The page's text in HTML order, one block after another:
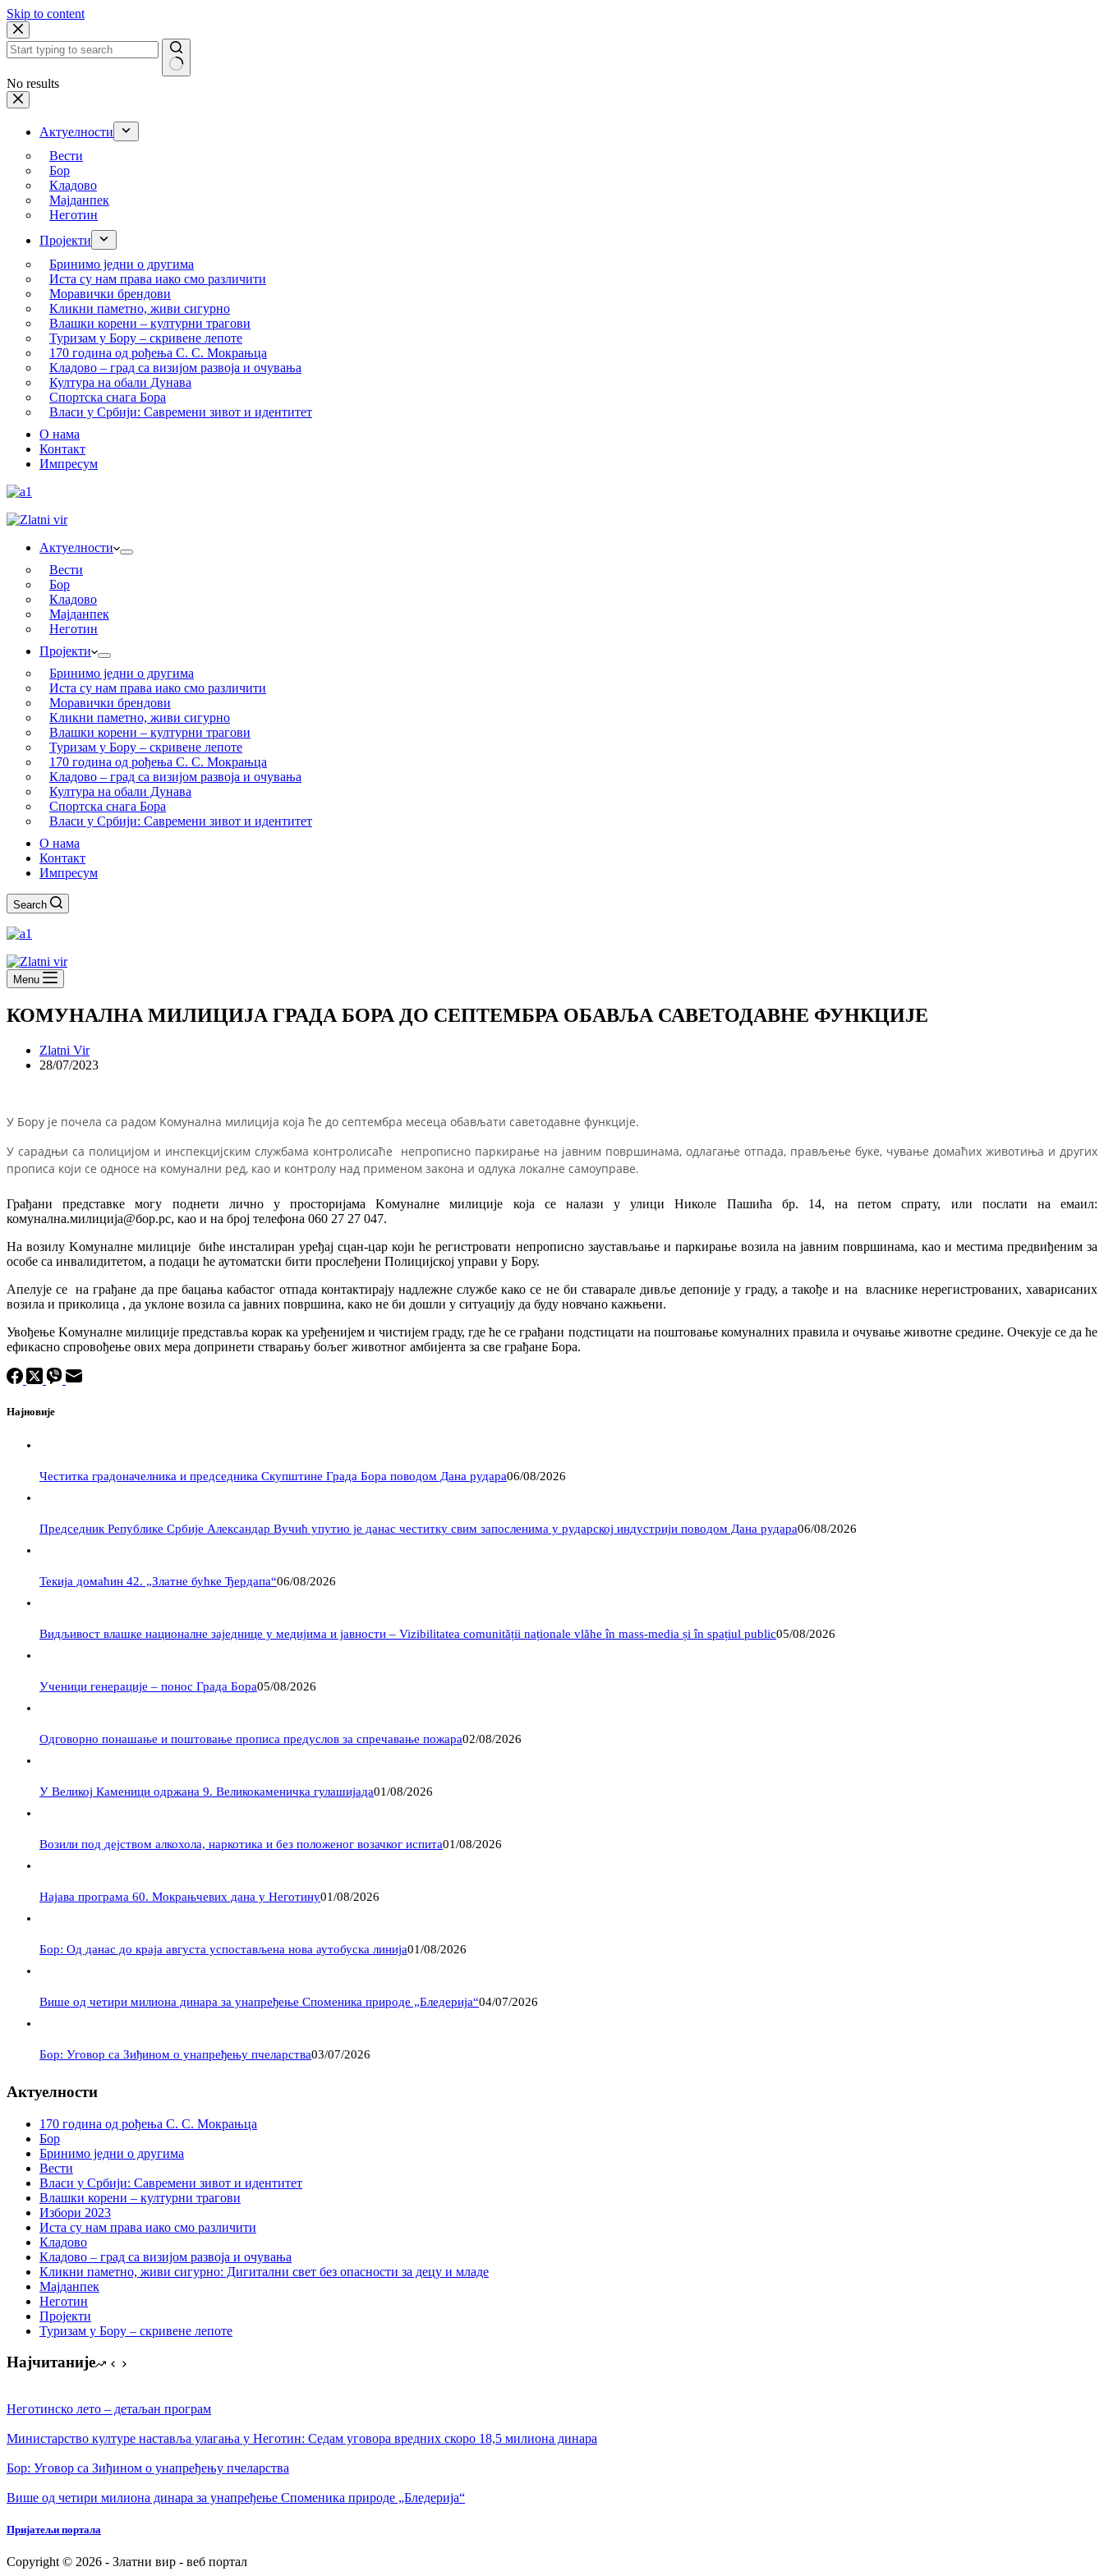
Skip to content
No results
Актуелности
Вести
Бор
Кладово
Мајданпек
Неготин
Пројекти
Бринимо једни о другима
Иста су нам права иако смо различити
Моравички брендови
Кликни паметно, живи сигурно
Влашки корени – културни трагови
Туризам у Бору – скривене лепоте
170 година од рођења С. С. Мокрањца
Кладово – град са визијом развоја и очувања
Култура на обали Дунава
Спортска снага Бора
Власи у Србији: Савремени зивот и идентитет
О нама
Контакт
Импресум
Актуелности
Вести
Бор
Кладово
Мајданпек
Неготин
Пројекти
Бринимо једни о другима
Иста су нам права иако смо различити
Моравички брендови
Кликни паметно, живи сигурно
Влашки корени – културни трагови
Туризам у Бору – скривене лепоте
170 година од рођења С. С. Мокрањца
Кладово – град са визијом развоја и очувања
Култура на обали Дунава
Спортска снага Бора
Власи у Србији: Савремени зивот и идентитет
О нама
Контакт
Импресум
Search
Menu
КОМУНАЛНА МИЛИЦИЈА ГРАДА БОРА ДО СЕПТЕМБРА ОБАВЉА САВЕТОДАВНЕ ФУНКЦИЈЕ
Zlatni Vir
28/07/2023
У Бору је почела са радом Kомунална милиција која ће до септембра месеца обављати саветодавне функције.
У сарадњи са полицијом и инспекцијским службама контролисаће непрописно паркирање на јавним површинама, одлагање отпада, прављење буке, чување домаћих животиња и других
прописа који се односе на комунални ред, као и контролу над применом закона и одлука локалне самоуправе.
Грађани представке могу поднети лично у просторијама Kомуналне милиције која се налази у улици Николе Пашића бр. 14, на петом спрату, или послати на емаил:
комунална.милиција@бор.рс, као и на број телефона 060 27 27 047.
На возилу Kомуналне милиције биће инсталиран уређај сцан-цар који ће регистровати непрописно заустављање и паркирање возила на јавним површинама, као и местима предвиђеним за
особе са инвалидитетом, а подаци ће аутоматски бити прослеђени Полицијској управи у Бору.
Апелује се на грађане да пре бацања кабастог отпада контактирају надлежне службе како се не би ставарале дивље депоније у граду, а такође и на власнике нерегистрованих, хаварисаних
возила и приколица , да уклоне возила са јавних површина, како не би дошли у ситуацију да буду новчано кажњени.
Увођење Kомуналне милиције представља корак ка уређенијем и чистијем граду, где ће се грађани подстицати на поштовање комуналних правила и очување животне средине. Очекује се да ће
ефикасно спровођење ових мера допринети стварању бољег животног амбијента за све грађане Бора.
Најновије
Честитка градоначелника и председника Скупштине Града Бора поводом Дана рудара06/08/2026
Председник Републике Србије Александар Вучић упутио је данас честитку свим запосленима у рударској индустрији поводом Дана рудара06/08/2026
Текија домаћин 42. „Златне бућке Ђердапа“06/08/2026
Видљивост влашке националне заједнице у медијима и јавности – Vizibilitatea comunității naționale vlăhe în mass-media și în spațiul public05/08/2026
Ученици генерације – понос Града Бора05/08/2026
Одговорно понашање и поштовање прописа предуслов за спречавање пожара02/08/2026
У Великој Каменици одржана 9. Великокаменичка гулашијада01/08/2026
Возили под дејством алкохола, наркотика и без положеног возачког испита01/08/2026
Најава програма 60. Мокрањчевих дана у Неготину01/08/2026
Бор: Од данас до краја августа успостављена нова аутобуска линија01/08/2026
Више од четири милиона динара за унапређење Споменика природе „Бледерија“04/07/2026
Бор: Уговор са Зиђином о унапређењу пчеларства03/07/2026
Актуелности
170 година од рођења С. С. Мокрањца
Бор
Бринимо једни о другима
Вести
Власи у Србији: Савремени зивот и идентитет
Влашки корени – културни трагови
Избори 2023
Иста су нам права иако смо различити
Кладово
Кладово – град са визијом развоја и очувања
Кликни паметно, живи сигурно: Дигитални свет без опасности за децу и младе
Мајданпек
Неготин
Пројекти
Туризам у Бору – скривене лепоте
Најчитаније
Неготинско лето – детаљан програм
Министарство културе наставља улагања у Неготин: Седам уговора вредних скоро 18,5 милиона динара
Бор: Уговор са Зиђином о унапређењу пчеларства
Више од четири милиона динара за унапређење Споменика природе „Бледерија“
Пријатељи портала
Copyright © 2026 - Златни вир - веб портал